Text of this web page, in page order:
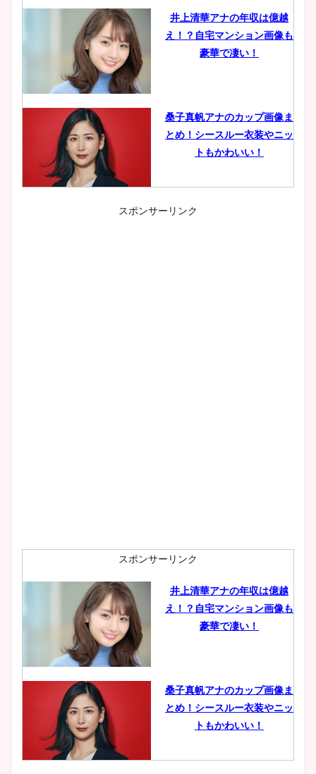
井上清華アナの年収は億越
え！？自宅マンション画像も
豪華で凄い！
桑子真帆アナのカップ画像ま
とめ！シースルー衣装やニッ
トもかわいい！
小室瑛莉子のカップ画像まと
肉も凄い！
鈴木唯の太ってた時の体重が
ヤバすぎww原因や痩せたダ
豊島実季アナのカップ画像ま
とめ！美脚や水着姿に年齢も
スポンサーリンク
スポンサーリンク
井上清華アナの年収は億越
え！？自宅マンション画像も
豪華で凄い！
桑子真帆アナのカップ画像ま
とめ！シースルー衣装やニッ
トもかわいい！